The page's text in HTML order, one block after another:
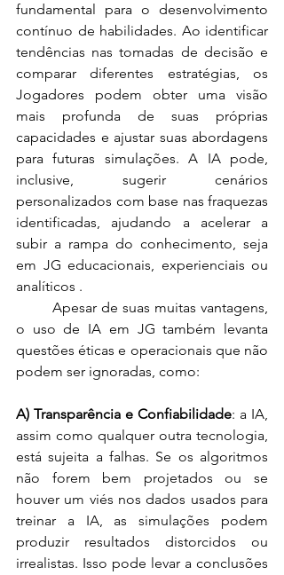
fundamental para o desenvolvimento
contínuo de habilidades. Ao identificar
tendências nas tomadas de decisão e
comparar diferentes estratégias, os
Jogadores podem obter uma visão
mais profunda de suas próprias
capacidades e ajustar suas abordagens
para futuras simulações. A IA pode,
inclusive, sugerir cenários
personalizados com base nas fraquezas
identificadas, ajudando a acelerar a
subir a rampa do conhecimento, seja
em JG educacionais, experienciais ou
analíticos .
o uso de IA em JG também levanta
questões éticas e operacionais que não
podem ser ignoradas, como:
A) Transparência e Confiabilidade: a IA,
assim como qualquer outra tecnologia,
está sujeita a falhas. Se os algoritmos
não forem bem projetados ou se
houver um viés nos dados usados para
treinar a IA, as simulações podem
produzir resultados distorcidos ou
irrealistas. Isso pode levar a conclusões